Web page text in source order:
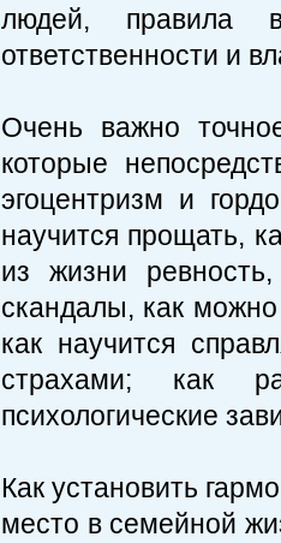
людей, правила
ответственности и
Очень важно
которые
эгоцентризм и
научится прощать,
из жизни
скандалы, как можно
как научится
страхами; как
психологические
Как установить
место в семейной